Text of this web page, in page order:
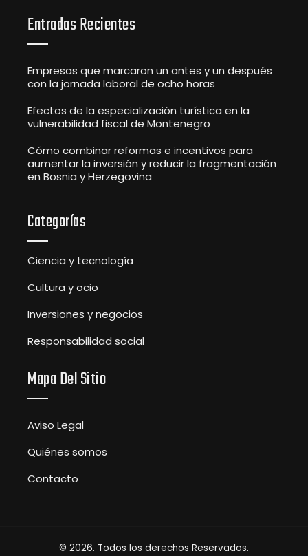
Entradas Recientes
Empresas que marcaron un antes y un después
con la jornada laboral de ocho horas
Efectos de la especialización turística en la
vulnerabilidad fiscal de Montenegro
Cómo combinar reformas e incentivos para
aumentar la inversión y reducir la fragmentación
en Bosnia y Herzegovina
Categorías
Ciencia y tecnología
Cultura y ocio
Inversiones y negocios
Responsabilidad social
Mapa Del Sitio
Aviso Legal
Quiénes somos
Contacto
© 2026. Todos los derechos Reservados.